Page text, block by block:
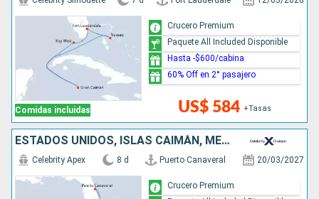
Comidas incluidas US$ 584 +Tasas
Crucero Premium
Paquete All Included Disponible
Hasta -$600/cabina
60% Off en 2° pasajero
ESTADOS UNIDOS, ISLAS CAIMÁN, MÉXICO
Celebrity Apex 8 d Puerto Canaveral 20/03/2027
Crucero Premium